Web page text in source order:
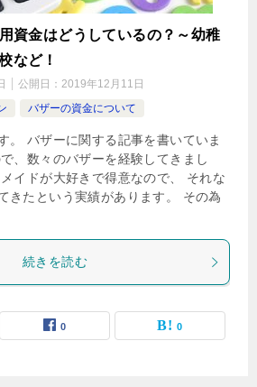
資金はどうしているの？～幼稚
など！
公開日： 2019年12月11日
バザーの資金について
。 バザーに関する記事を書いていま
、数々のバザーを経験してきまし
イドが大好きで得意なので、 それな
きたという実績があります。 その為
続きを読む
0 0